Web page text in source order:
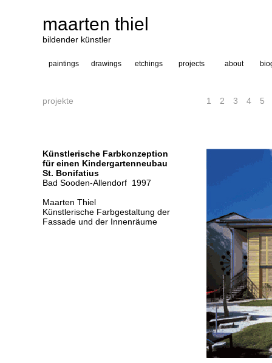
maarten thiel
bildender künstler
paintings drawings etchings projects about
projekte 1 2 3 4 5
Künstlerische Farbkonzeption
für einen Kindergartenneubau
St. Bonifatius
Bad Sooden-Allendorf 1997
Maarten Thiel
Künstlerische Farbgestaltung der
Fassade und der Innenräume